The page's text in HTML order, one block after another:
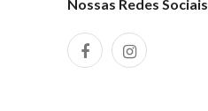
Nossas Redes Sociais